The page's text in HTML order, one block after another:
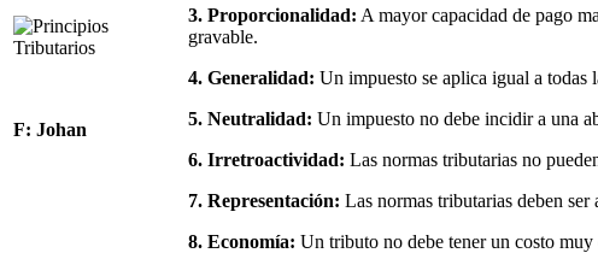
F: Johan
3. Proporcionalidad: A mayor capacidad de pago
gravable.
4. Generalidad: Un impuesto se aplica igual a todas
5. Neutralidad: Un impuesto no debe incidir a una
6. Irretroactividad: Las normas tributarias no
7. Representación: Las normas tributarias deben ser
8. Economía: Un tributo no debe tener un costo